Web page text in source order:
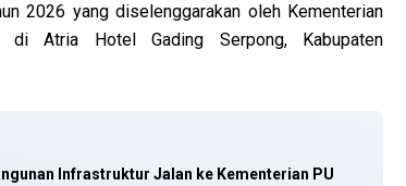
2026 yang diselenggarakan oleh Kementerian
di Atria Hotel Gading Serpong, Kabupaten
Infrastruktur Jalan ke Kementerian PU